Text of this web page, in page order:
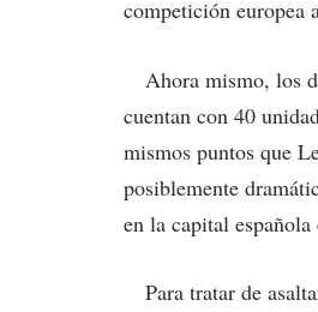
competición europea
Ahora mismo, los
cuentan con 40
mismos puntos que
posiblemente
en la capital
Para tratar de